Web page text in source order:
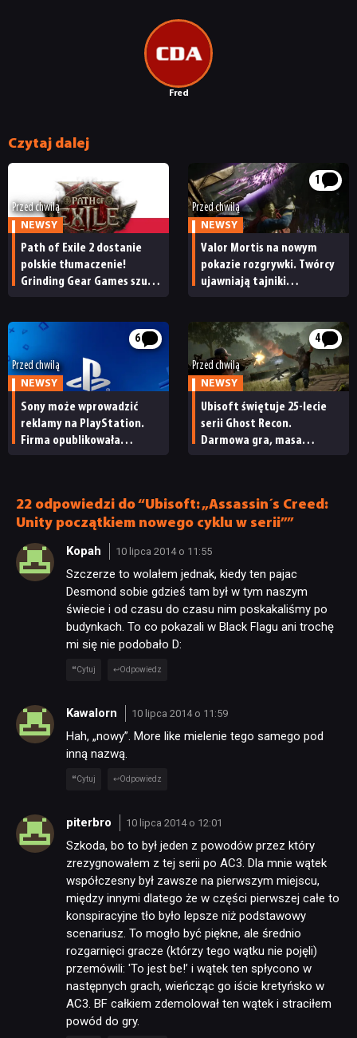
Fred
Czytaj dalej
Przed chwilą
NEWSY
Path of Exile 2 dostanie
polskie tłumaczenie!
Grinding Gear Games szuka
1
Przed chwilą
NEWSY
Valor Mortis na nowym
pokazie rozgrywki. Twórcy
ujawniają tajniki
6
Przed chwilą
NEWSY
Sony może wprowadzić
reklamy na PlayStation.
Firma opublikowała
4
Przed chwilą
NEWSY
Ubisoft świętuje 25-lecie
serii Ghost Recon.
Darmowa gra, masa
22 odpowiedzi do “Ubisoft: „Assassin´s Creed:
Unity początkiem nowego cyklu w serii””
Kopah 10 lipca 2014 o 11:55
Szczerze to wolałem jednak, kiedy ten pajac
Desmond sobie gdzieś tam był w tym naszym
świecie i od czasu do czasu nim poskakaliśmy po
budynkach. To co pokazali w Black Flagu ani trochę
mi się nie podobało D:
Cytuj Odpowiedz
Kawalorn 10 lipca 2014 o 11:59
Hah, „nowy”. More like mielenie tego samego pod
inną nazwą.
Cytuj Odpowiedz
piterbro 10 lipca 2014 o 12:01
Szkoda, bo to był jeden z powodów przez który
zrezygnowałem z tej serii po AC3. Dla mnie wątek
współczesny był zawsze na pierwszym miejscu,
między innymi dlatego że w części pierwszej całe to
konspiracyjne tło było lepsze niż podstawowy
scenariusz. To mogło być piękne, ale średnio
rozgarnięci gracze (którzy tego wątku nie pojęli)
przemówili: 'To jest be!’ i wątek ten spłycono w
następnych grach, wieńcząc go iście kretyńsko w
AC3. BF całkiem zdemolował ten wątek i straciłem
powód do gry.